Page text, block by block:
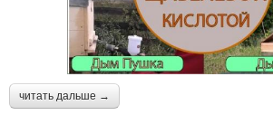
читать дальше →